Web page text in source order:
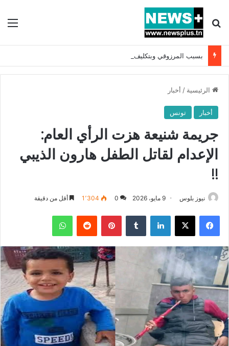
بحث عن
الرئيسية / أخبار
أخبار تونس
جريمة شنيعة هزت الرأي العام:
الإعدام لقاتل الطفل هارون الذيبي
!!
نيوز بلوس 9 مايو، 2026 0 1٬304 أقل من دقيقة
فيسبوك X لينكدإن بينتيريست واتساب